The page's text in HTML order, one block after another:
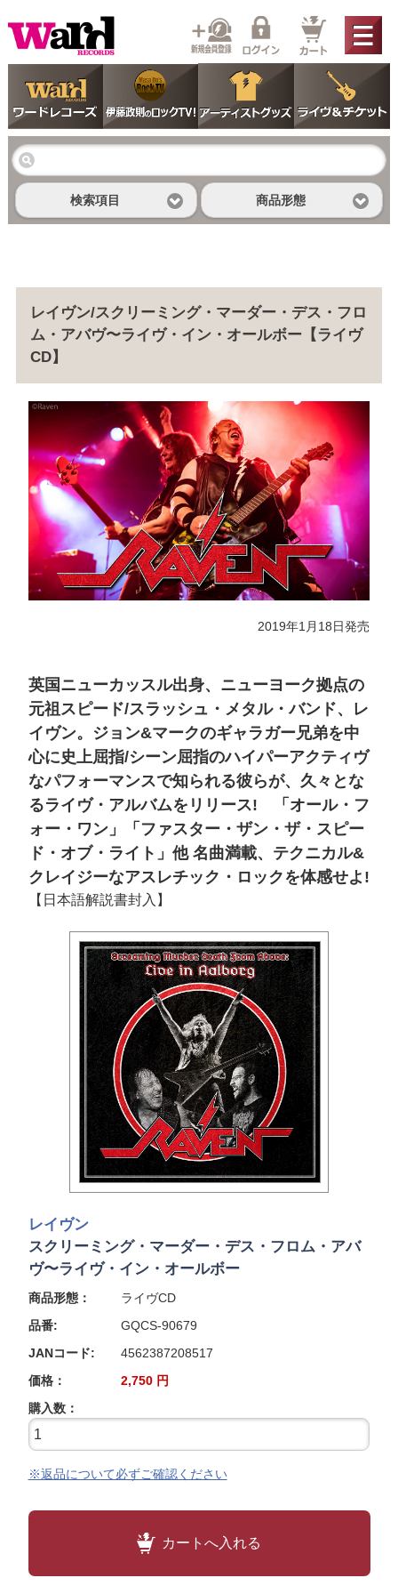
検索項目 商品形態
レイヴン/スクリーミング・マーダー・デス・フロ
ム・アバヴ〜ライヴ・イン・オールボー【ライヴ
CD】
2019年1月18日発売
英国ニューカッスル出身、ニューヨーク拠点の
元祖スピード/スラッシュ・メタル・バンド、レ
イヴン。ジョン&マークのギャラガー兄弟を中
心に史上屈指/シーン屈指のハイパーアクティヴ
なパフォーマンスで知られる彼らが、久々とな
るライヴ・アルバムをリリース! 「オール・フ
ォー・ワン」「ファスター・ザン・ザ・スピー
ド・オブ・ライト」他 名曲満載、テクニカル&
クレイジーなアスレチック・ロックを体感せよ!
【日本語解説書封入】
レイヴン
スクリーミング・マーダー・デス・フロム・アバ
ヴ〜ライヴ・イン・オールボー
商品形態：
ライヴCD
品番:
GQCS-90679
JANコード:
4562387208517
価格：
2,750 円
購入数：
※返品について必ずご確認ください
カートへ入れる